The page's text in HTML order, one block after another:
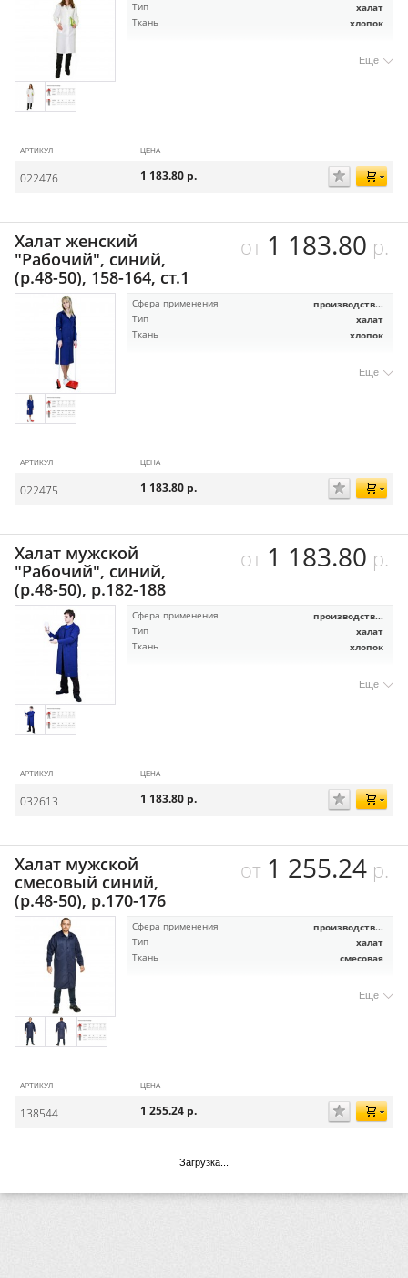
Тип халат
Ткань хлопок
Еще
АРТИКУЛ ЦЕНА
022476 1 183.80 р.
Халат женский
"Рабочий", синий,
(р.48-50), 158-164, ст.1
от 1 183.80 р.
Сфера применения производств...
Тип халат
Ткань хлопок
Еще
АРТИКУЛ ЦЕНА
022475 1 183.80 р.
Халат мужской
"Рабочий", синий,
(р.48-50), р.182-188
от 1 183.80 р.
Сфера применения производств...
Тип халат
Ткань хлопок
Еще
АРТИКУЛ ЦЕНА
032613 1 183.80 р.
Халат мужской
смесовый синий,
(р.48-50), р.170-176
от 1 255.24р.
Сфера применения производств...
Тип халат
Ткань смесовая
Еще
АРТИКУЛ ЦЕНА
138544 1 255.24 р.
Загрузка...